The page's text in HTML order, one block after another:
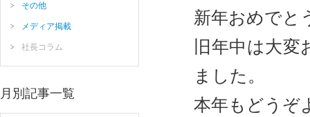
新年おめでと
旧年中は大
ました。
本年もどうぞ
その他
メディア掲載
社長コラム
月別記事一覧